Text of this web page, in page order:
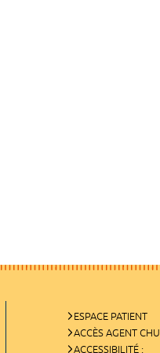
ESPACE PATIENT
ACCÈS AGENT CHU
ACCESSIBILITÉ :